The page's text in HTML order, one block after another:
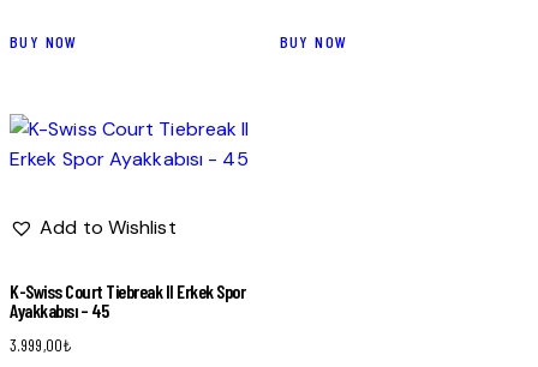
BUY NOW BUY NOW
Add to Wishlist
K-Swiss Court Tiebreak II Erkek Spor
Ayakkabısı – 45
3.999,00₺